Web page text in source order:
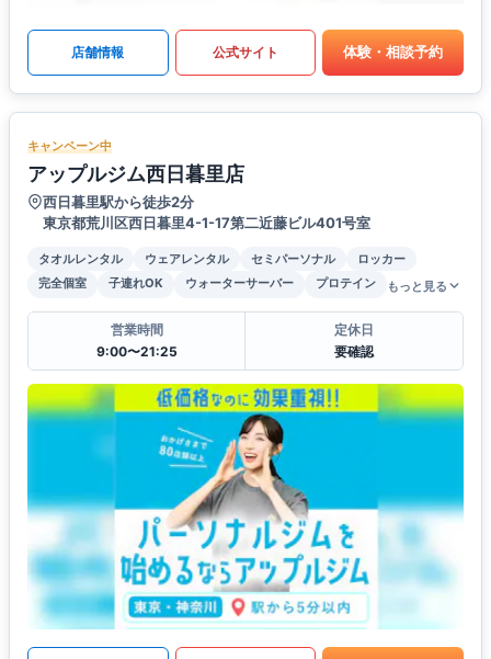
店舗情報 公式サイト 体験・相談予約
キャンペーン中
アップルジム西日暮里店
西日暮里駅から徒歩2分
東京都荒川区西日暮里4-1-17第二近藤ビル401号室
タオルレンタル ウェアレンタル セミパーソナル
ロッカー
完全個室
子連れOK ウォーターサーバー プロテイン もっと見る
営業時間
9:00〜21:25
定休日
要確認